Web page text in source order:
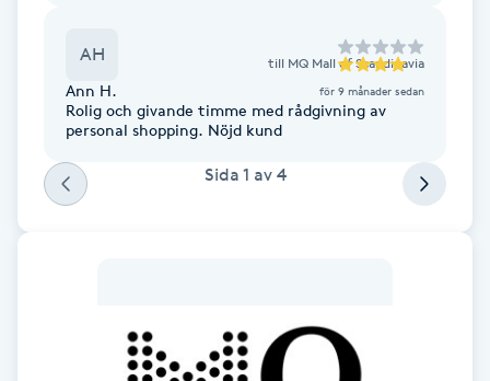
Damklippning
AH till MQ Mall of Scandinavia
Ann H. för 9 månader sedan
Rolig och givande timme med rådgivning av
personal shopping. Nöjd kund
Sida 1 av 4